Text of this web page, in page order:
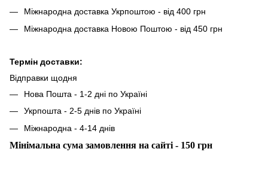
Міжнародна доставка Укрпоштою - від 400 грн
Міжнародна доставка Новою Поштою - від 450 грн
Термін доставки:
Відправки щодня
Нова Пошта - 1-2 дні по Україні
Укрпошта - 2-5 днів по Україні
Міжнародна - 4-14 днів
Мінімальна сума замовлення на сайті - 150 грн